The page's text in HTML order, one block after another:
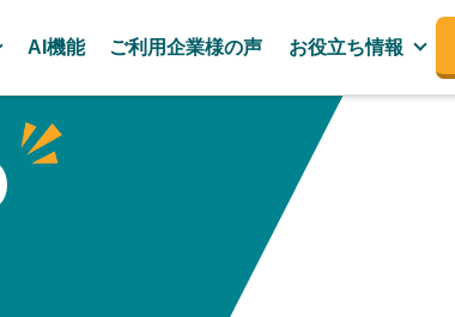
AI機能 ご利用企業様の声 お役立ち情報